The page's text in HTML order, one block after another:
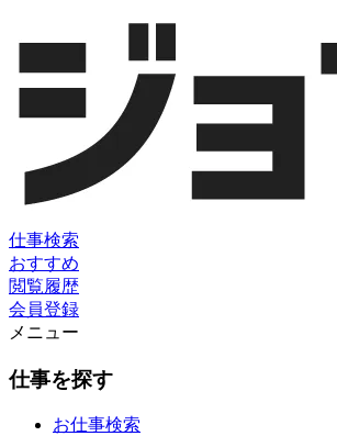
仕事検索
おすすめ
閲覧履歴
会員登録
メニュー
仕事を探す
お仕事検索